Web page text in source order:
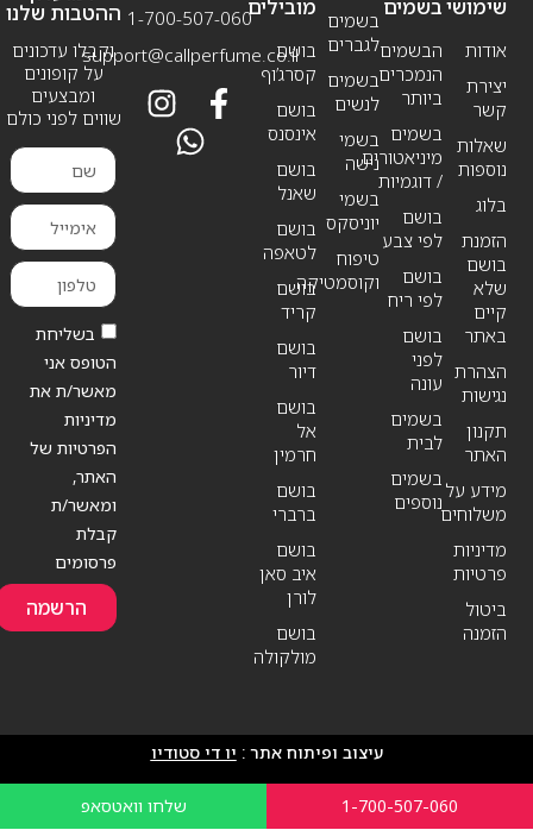
שימושי
אודות
יצירת
קשר
שאלות
נוספות
בלוג
הזמנת
בושם
שלא
קיים
באתר
הצהרת
נגישות
תקנון
האתר
מידע על
משלוחים
מדיניות
פרטיות
ביטול
הזמנה
בשמים
לגברים
בשמים
לנשים
בשמי
נישה
בשמי
יוניסקס
טיפוח
וקוסמטיקה
בשמים
הבשמים
הנמכרים
ביותר
בשמים
מיניאטורים
/ דוגמיות
בושם
לפי צבע
בושם
לפי ריח
בושם
לפני
עונה
בשמים
לבית
בשמים
נוספים
מובילים
בושם
קסרג’וף
בושם
אינסנס
בושם
שאנל
בושם
לטאפה
בושם
קריד
בושם
דיור
בושם
אל
חרמין
בושם
ברברי
בושם
איב סאן
לורן
בושם
מולקולה
1-700-507-060
support@callperfume.co.il
ההטבות שלנו
וקבלו עדכונים
על קופונים
ומבצעים
שווים לפני כולם
בשליחת
הטופס אני
מאשר/ת את
מדיניות
הפרטיות של
האתר,
ומאשר/ת
קבלת
פרסומים
הרשמה
עיצוב ופיתוח אתר : יו די סטודיו
1-700-507-060 שלחו וואטסאפ